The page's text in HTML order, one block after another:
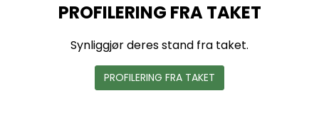
PROFILERING FRA TAKET
Synliggjør deres stand fra taket.
PROFILERING FRA TAKET